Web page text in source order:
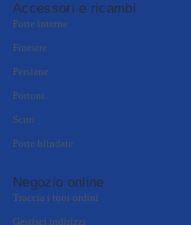
Accessori e ricambi
Porte interne
Finestre
Persiane
Portoni
Scuri
Porte blindate
Negozio online
Traccia i tuoi ordini
Gestisci indirizzi